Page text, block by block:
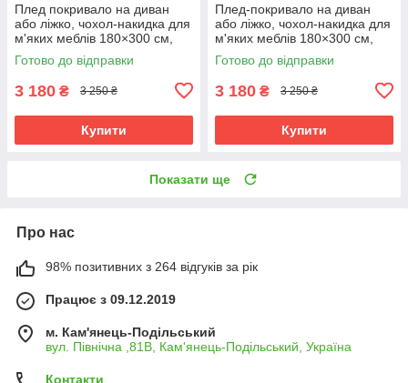
Плед покривало на диван
або ліжко, чохол-накидка для
м'яких меблів 180×300 см,
сіро-коричневий
Готово до відправки
3 180 ₴ 3 250 ₴
Купити
Плед-покривало на диван
або ліжко, чохол-накидка для
м'яких меблів 180×300 см,
бежево-коричневий
Готово до відправки
3 180 ₴ 3 250 ₴
Купити
Показати ще
Про нас
98% позитивних з 264 відгуків за рік
Працює з 09.12.2019
м. Кам'янець-Подільський
вул. Північна ,81В, Кам'янець-Подільський, Україна
Контакти